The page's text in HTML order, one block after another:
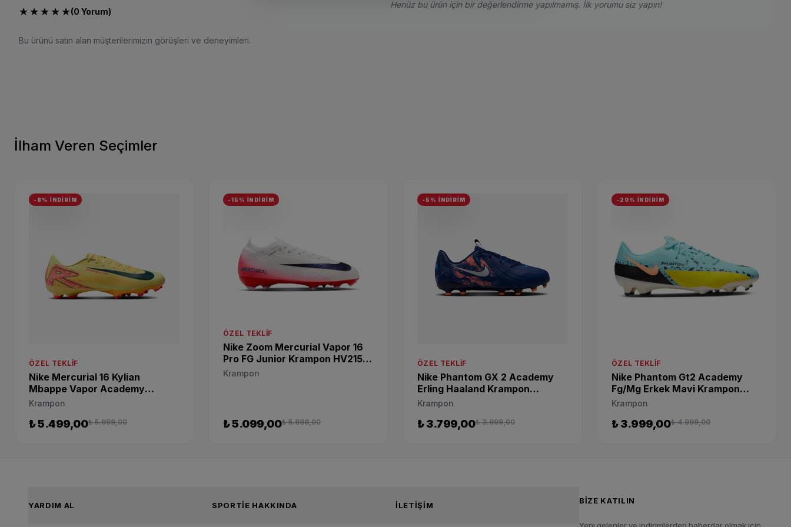
★★★★★(0 Yorum)
Bu ürünü satın alan müşterilerimizin görüşleri ve deneyimleri.
Henüz bu ürün için bir değerlendirme yapılmamış. İlk yorumu siz yapın!
İlham Veren Seçimler
-8% İNDİRİM
ÖZEL TEKLIF
Nike Mercurial 16 Kylian
Mbappe Vapor Academy
Krampon FQ8377-800
Krampon
₺ 5.499,00₺ 5.999,00
-15% İNDİRİM
ÖZEL TEKLIF
Nike Zoom Mercurial Vapor 16
Pro FG Junior Krampon HV2158-
600
Krampon
₺ 5.099,00₺ 5.999,00
-5% İNDİRİM
ÖZEL TEKLIF
Nike Phantom GX 2 Academy
Erling Haaland Krampon
HF1607-400
Krampon
₺ 3.799,00₺ 3.999,00
-20% İNDİRİM
ÖZEL TEKLIF
Nike Phantom Gt2 Academy
Fg/Mg Erkek Mavi Krampon
DA4433-407
Krampon
₺ 3.999,00₺ 4.999,00
YARDIM AL SPORTIE HAKKINDA İLETIŞIM BIZE KATILIN